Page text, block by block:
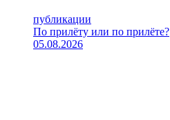
публикации
По прилёту или по прилёте?
05.08.2026